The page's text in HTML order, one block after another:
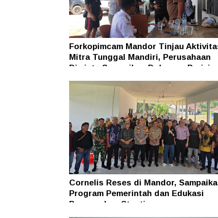
Forkopimcam Mandor Tinjau
Mitra Tunggal Mandiri, Perusahaan
Diminta Sampaikan Dokumen
Cornelis Reses di Mandor,
Program Pemerintah dan Edukasi
Pencegahan Stunting